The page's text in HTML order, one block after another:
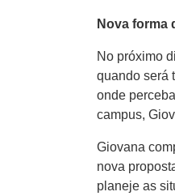
Nova forma
No próximo
quando será
onde
campus,
Giovana
nova
planeje as